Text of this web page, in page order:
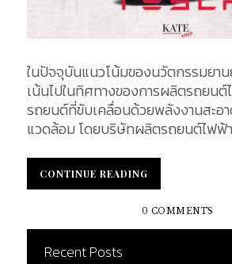
ในปัจจุบันแนวโน้มของนวัตกรรมยา
เน้นไปในทิศทางของการผลิตรถยนต์
รถยนต์ที่ขับเคลื่อนด้วยพลังงานสะอ
แวดล้อม โดยบริษัทผลิตรถยนต์ไฟ
กับนวัตกรรม รวมทั้งสมรรถภาพ ทำ
จากค่ายเทสล่านี้ติดอันดับรถยนต์ไฟฟ้
ในวันนี้ เราได้รวบรวมตัวอย่างรถรุ่นที่
Tesla มาเพื่อเป็นตัวเลือกสำหรับคน
ยนต์แห่งโลกอนาคต ...
CONTINUE READING
CONTINUE READING
0 COMMENTS
Recent Posts